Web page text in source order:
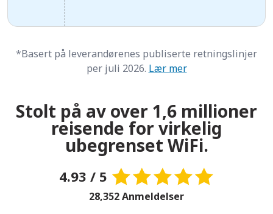
*Basert på leverandørenes publiserte retningslinjer
per juli 2026. Lær mer
Stolt på av over 1,6 millioner
reisende for virkelig
ubegrenset WiFi.
4.93 / 5
28,352 Anmeldelser